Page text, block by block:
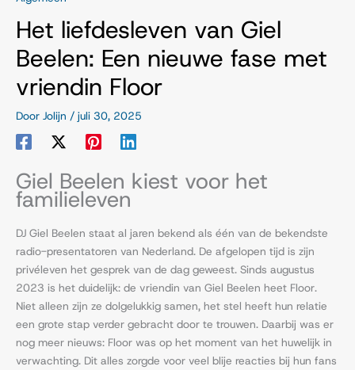
Het liefdesleven van Giel
Beelen: Een nieuwe fase met
vriendin Floor
Door Jolijn / juli 30, 2025
Giel Beelen kiest voor het
familieleven
DJ Giel Beelen staat al jaren bekend als één van de bekendste
radio-presentatoren van Nederland. De afgelopen tijd is zijn
privéleven het gesprek van de dag geweest. Sinds augustus
2023 is het duidelijk: de vriendin van Giel Beelen heet Floor.
Niet alleen zijn ze dolgelukkig samen, het stel heeft hun relatie
een grote stap verder gebracht door te trouwen. Daarbij was er
nog meer nieuws: Floor was op het moment van het huwelijk in
verwachting. Dit alles zorgde voor veel blije reacties bij hun fans